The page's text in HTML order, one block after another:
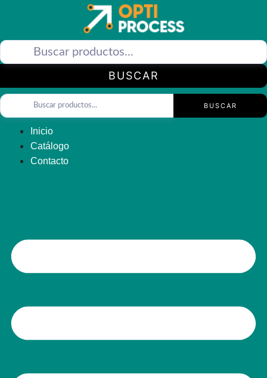
BUSCAR
BUSCAR
Inicio
Catálogo
Contacto